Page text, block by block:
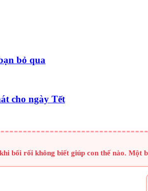
bỏ qua
cho ngày Tết
bối rối không biết giúp con thế nào. Một